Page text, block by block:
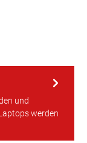
und
werden